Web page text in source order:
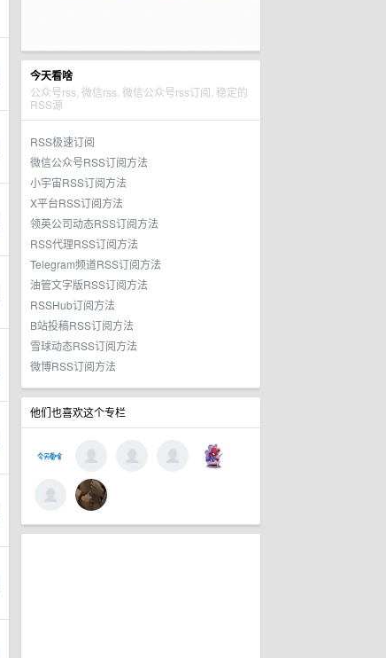
今天看啥
公众号rss, 微信rss, 微信公众号rss订阅, 稳定的
RSS源
RSS极速订阅
微信公众号RSS订阅方法
小宇宙RSS订阅方法
X平台RSS订阅方法
领英公司动态RSS订阅方法
RSS代理RSS订阅方法
Telegram频道RSS订阅方法
油管文字版RSS订阅方法
RSSHub订阅方法
B站投稿RSS订阅方法
雪球动态RSS订阅方法
微博RSS订阅方法
他们也喜欢这个专栏